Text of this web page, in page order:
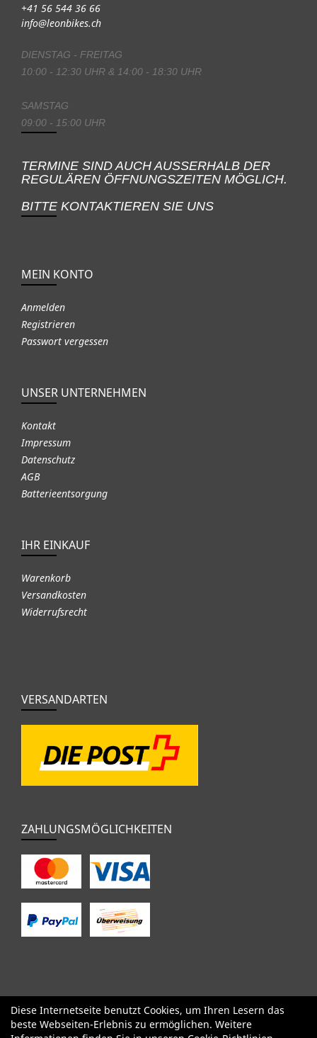
+41 56 544 36 66
info@leonbikes.ch
DIENSTAG - FREITAG
10:00 - 12:30 UHR & 14:00 - 18:30 UHR
SAMSTAG
09:00 - 15:00 UHR
TERMINE SIND AUCH AUSSERHALB DER
REGULÄREN ÖFFNUNGSZEITEN MÖGLICH.
BITTE KONTAKTIEREN SIE UNS
MEIN KONTO
Anmelden
Registrieren
Passwort vergessen
UNSER UNTERNEHMEN
Kontakt
Impressum
Datenschutz
AGB
Batterieentsorgung
IHR EINKAUF
Warenkorb
Versandkosten
Widerrufsrecht
VERSANDARTEN
ZAHLUNGSMÖGLICHKEITEN
SALE Specialized Factor Cervélo BMC Orbea
Yeti
Pinarello
OPEN Kids / BMX Komponenten Bekleidung
Diese Internetseite benutzt Cookies, um Ihren Lesern das
beste Webseiten-Erlebnis zu ermöglichen. Weitere